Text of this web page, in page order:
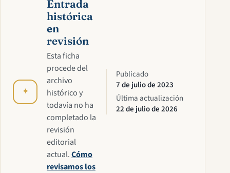
✦
Entrada
histórica
en
revisión
Esta ficha
procede del
archivo
histórico y
todavía no ha
completado la
revisión
editorial
actual.Cómo
revisamos los
Publicado
7 de julio de 2023
Última actualización
22 de julio de 2026